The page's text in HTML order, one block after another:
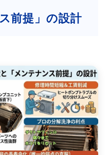
前提」の設計